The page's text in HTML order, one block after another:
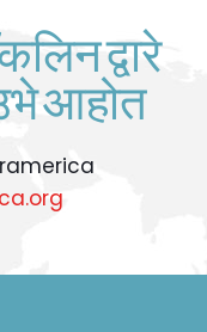
द्वारे
आहोत